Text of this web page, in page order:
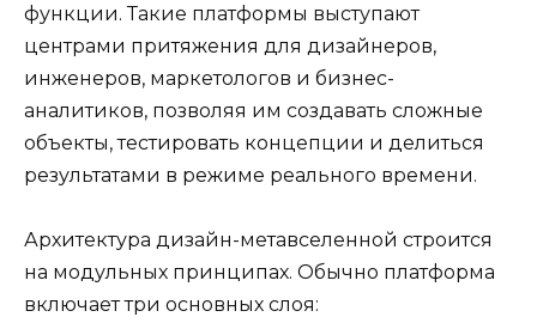
функции. Такие платформы выступают
центрами притяжения для дизайнеров,
инженеров, маркетологов и бизнес-
аналитиков, позволяя им создавать сложные
объекты, тестировать концепции и делиться
результатами в режиме реального времени.
Архитектура дизайн-метавселенной строится
на модульных принципах. Обычно платформа
включает три основных слоя: